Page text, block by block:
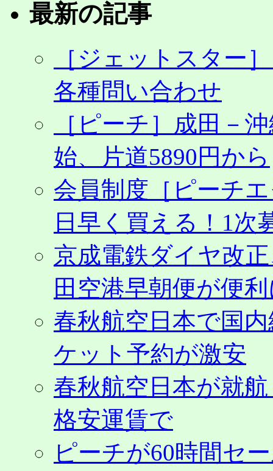
最新の記事
［ジェットスター
各種問い合わせ
［ピーチ］成田－
始、片道5890円から
会員制度［ピーチ
日早く買える！1次
京成電鉄ダイヤ改
田空港早朝便が便
春秋航空日本で国
ケット予約が激安
春秋航空日本が就
格安運賃で
ピーチが60時間セ